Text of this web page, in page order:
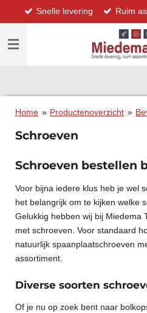
direct
naar
hoofdinhoud
Snelle levering Ruim
Home » Productenoverzicht »
Schroeven
Schroeven bestellen
Voor bijna iedere klus heb je wel
het belangrijk om te kijken welke
Gelukkig hebben wij bij Miedema
met schroeven. Voor standaard
natuurlijk spaanplaatschroeven
assortiment.
Diverse soorten
Of je nu op zoek bent naar